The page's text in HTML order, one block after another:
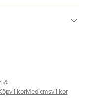
@
Medlemsvillkor